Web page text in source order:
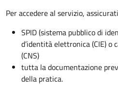
Per accedere al servizio,
SPID (sistema pubblico di
d’identità elettronica (CIE) o
(CNS)
tutta la documentazione
della pratica.